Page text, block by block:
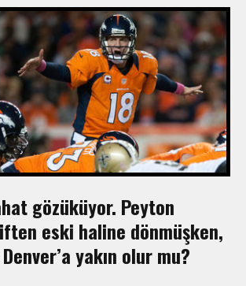
gözüküyor. Peyton
eski haline dönmüşken,
yakın olur mu?